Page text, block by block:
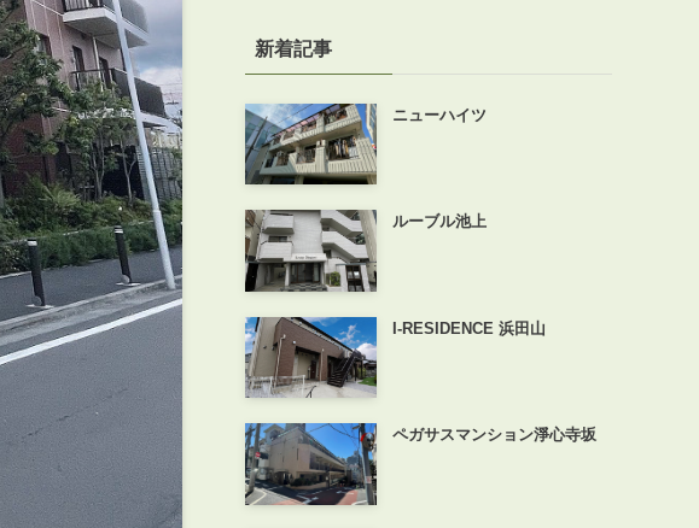
新着記事
ニューハイツ
ルーブル池上
I-RESIDENCE 浜田山
ペガサスマンション淨心寺坂